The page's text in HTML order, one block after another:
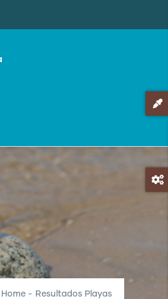
Home - Resultados Playas